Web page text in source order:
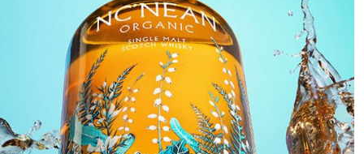
dabei nicht als leere
Fläche verstanden,
sondern als aktiver
Raum, in dem Licht zur
strukturellen
Komponente wird.
– von gezielter
Lichtführung kann man
dabei leider nur selten
sprechen. Dabei braucht
es weder viel
zusätzliches Equipment
noch entscheidend mehr
Zeit, um die Bildqualität